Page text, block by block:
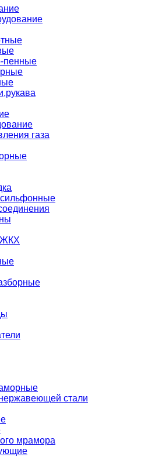
пенные
газа
ЖКХ
стали
мрамора